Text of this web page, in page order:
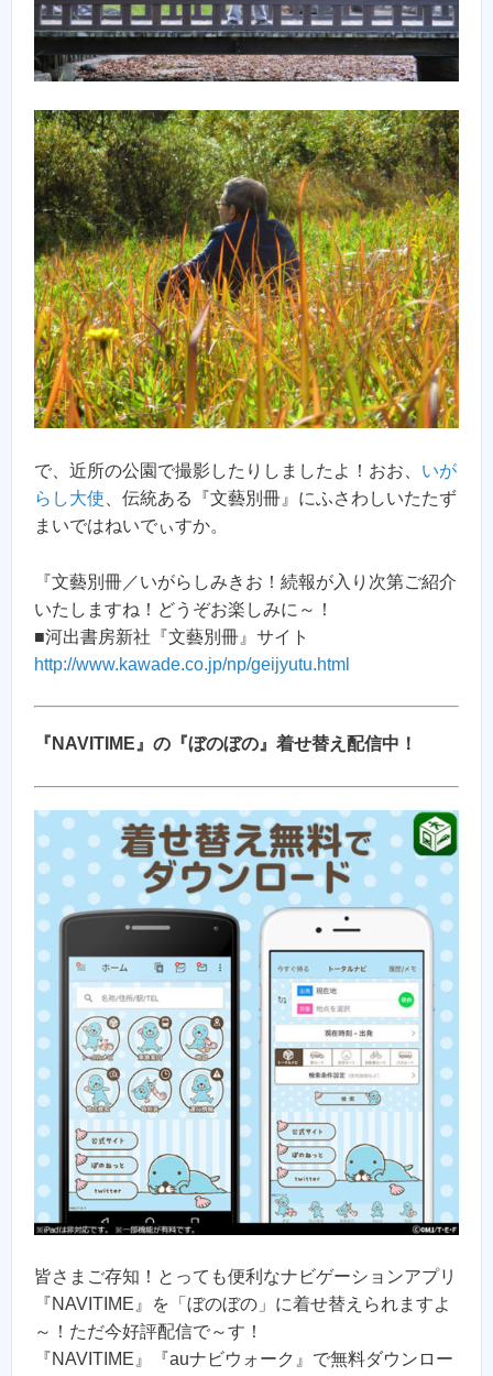
で、近所の公園で撮影したりしましたよ！おお、 いが
らし大使 、伝統ある『文藝別冊』にふさわしいたたず
まいではねいでぃすか。
『文藝別冊／いがらしみきお！続報が入り次第ご紹介
いたしますね！どうぞお楽しみに～！
■河出書房新社『文藝別冊』サイト
http://www.kawade.co.jp/np/geijyutu.html
『NAVITIME』の『ぼのぼの』着せ替え配信中！
皆さまご存知！とっても便利なナビゲーションアプリ
『NAVITIME』を「ぼのぼの」に着せ替えられますよ
～！ただ今好評配信で～す！
『NAVITIME』『auナビウォーク』で無料ダウンロー